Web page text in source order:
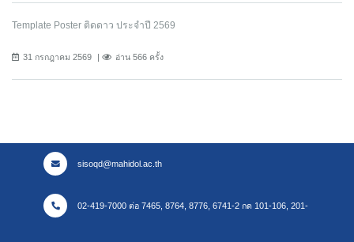
Template Poster ติดดาว ประจำปี 2569
31 กรกฎาคม 2569 อ่าน 566 ครั้ง
sisoqd@mahidol.ac.th
02-419-7000 ต่อ 7465, 8764, 8776, 6741-2 กด 101-106, 201-